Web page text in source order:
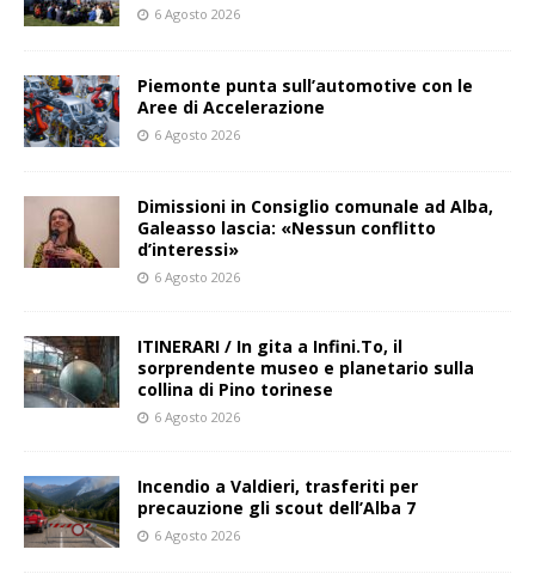
6 Agosto 2026
Piemonte punta sull’automotive con le
Aree di Accelerazione
6 Agosto 2026
Dimissioni in Consiglio comunale ad Alba,
Galeasso lascia: «Nessun conflitto
d’interessi»
6 Agosto 2026
ITINERARI / In gita a Infini.To, il
sorprendente museo e planetario sulla
collina di Pino torinese
6 Agosto 2026
Incendio a Valdieri, trasferiti per
precauzione gli scout dell’Alba 7
6 Agosto 2026